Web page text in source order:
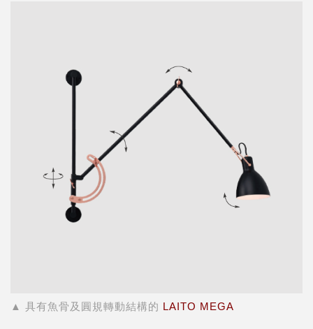
▲ 具有魚骨及圓規轉動結構的 LAITO MEGA